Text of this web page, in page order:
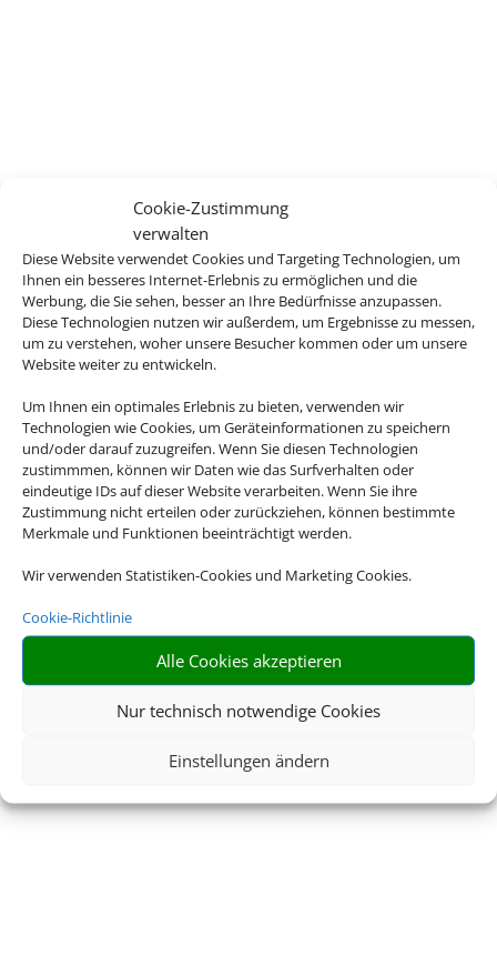
Cookie-Zustimmung
verwalten
Diese Website verwendet Cookies und Targeting Technologien, um
Ihnen ein besseres Internet-Erlebnis zu ermöglichen und die
Werbung, die Sie sehen, besser an Ihre Bedürfnisse anzupassen.
Diese Technologien nutzen wir außerdem, um Ergebnisse zu messen,
um zu verstehen, woher unsere Besucher kommen oder um unsere
Website weiter zu entwickeln.
Um Ihnen ein optimales Erlebnis zu bieten, verwenden wir
Technologien wie Cookies, um Geräteinformationen zu speichern
und/oder darauf zuzugreifen. Wenn Sie diesen Technologien
zustimmmen, können wir Daten wie das Surfverhalten oder
eindeutige IDs auf dieser Website verarbeiten. Wenn Sie ihre
Zustimmung nicht erteilen oder zurückziehen, können bestimmte
Merkmale und Funktionen beeinträchtigt werden.
Wir verwenden Statistiken-Cookies und Marketing Cookies.
Cookie-Richtlinie
Alle Cookies akzeptieren
Nur technisch notwendige Cookies
Einstellungen ändern